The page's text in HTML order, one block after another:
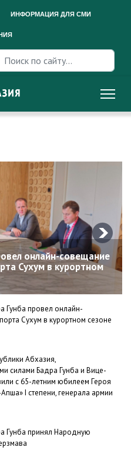
ИНФОРМАЦИЯ ДЛЯ СМИ
онлайн-совещание
Сухум в курортном
Гунба провел онлайн-
Сухум в курортном сезоне
Абхазия,
силами Бадра Гунба и Вице-
с 65-летним юбилеем Героя
I степени, генерала армии
Гунба принял Народную